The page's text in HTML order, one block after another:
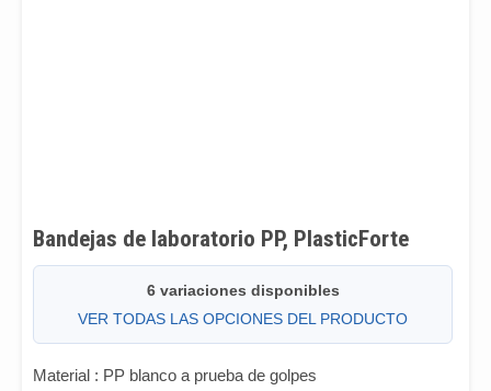
Bandejas de laboratorio PP, PlasticForte
6 variaciones disponibles
VER TODAS LAS OPCIONES DEL PRODUCTO
Material : PP blanco a prueba de golpes